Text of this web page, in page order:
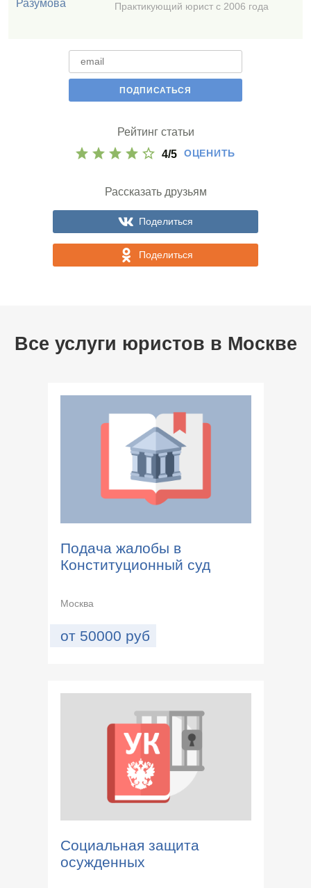
Практикующий юрист с 2006 года
Рейтинг статьи
4/5 ОЦЕНИТЬ
Рассказать друзьям
Поделиться
Поделиться
Все услуги юристов в Москве
Подача жалобы в
Конституционный суд
Москва
от 50000 руб
Социальная защита
осужденных